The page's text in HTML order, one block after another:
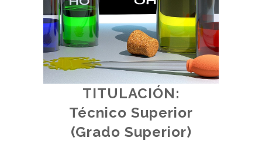
TITULACIÓN:
Técnico Superior
(Grado Superior)